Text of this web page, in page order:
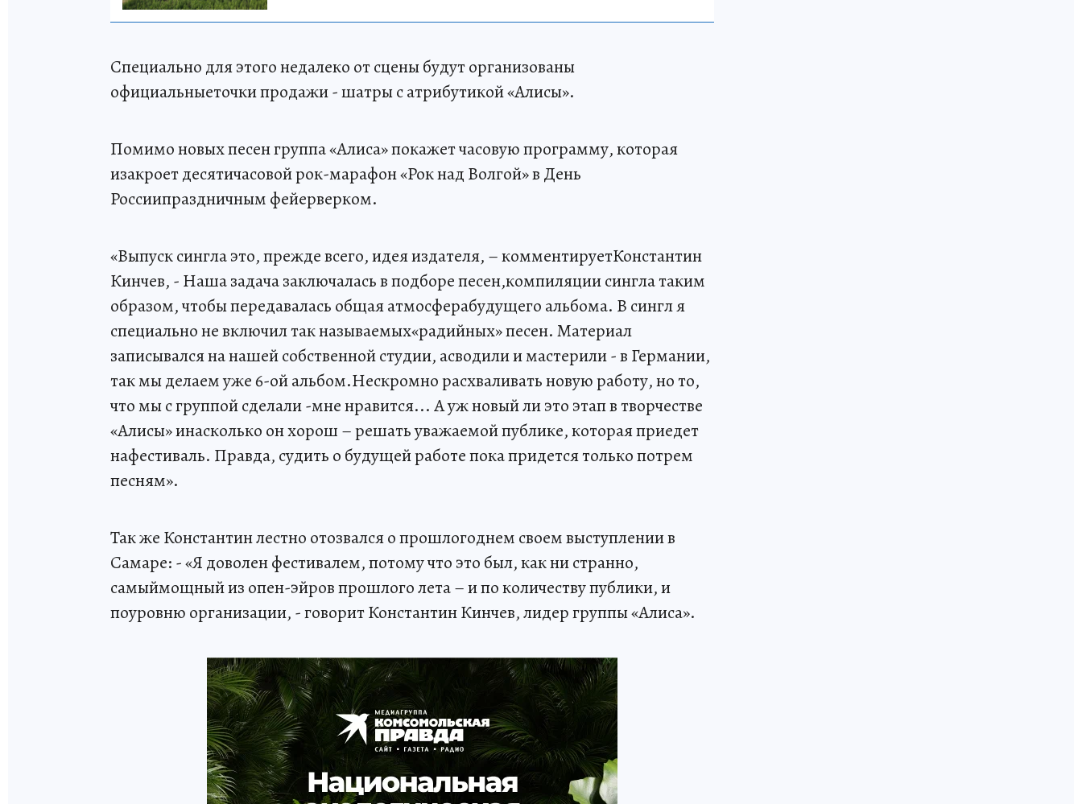
Специально для этого недалеко от сцены будут организованы
официальныеточки продажи - шатры с атрибутикой «Алисы».
Помимо новых песен группа «Алиса» покажет часовую программу, которая
изакроет десятичасовой рок-марафон «Рок над Волгой» в День
Россиипраздничным фейерверком.
«Выпуск сингла это, прежде всего, идея издателя, – комментируетКонстантин
Кинчев, - Наша задача заключалась в подборе песен,компиляции сингла таким
образом, чтобы передавалась общая атмосферабудущего альбома. В сингл я
специально не включил так называемых«радийных» песен. Материал
записывался на нашей собственной студии, асводили и мастерили - в Германии,
так мы делаем уже 6-ой альбом.Нескромно расхваливать новую работу, но то,
что мы с группой сделали -мне нравится... А уж новый ли это этап в творчестве
«Алисы» инасколько он хорош – решать уважаемой публике, которая приедет
нафестиваль. Правда, судить о будущей работе пока придется только потрем
песням».
Так же Константин лестно отозвался о прошлогоднем своем выступлении в
Самаре: - «Я доволен фестивалем, потому что это был, как ни странно,
самыймощный из опен-эйров прошлого лета – и по количеству публики, и
поуровню организации, - говорит Константин Кинчев, лидер группы «Алиса».